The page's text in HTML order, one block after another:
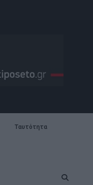
Ταυτότητα